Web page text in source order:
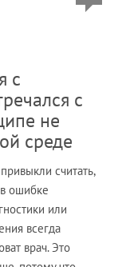
с
с
не
среде
считать,
ошибке
или
всегда
врач. Это